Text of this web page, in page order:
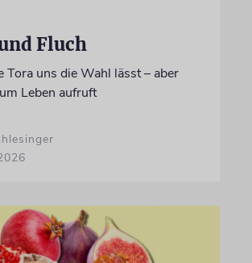
Fluch
Tora uns die Wahl lässt – aber
Leben aufruft